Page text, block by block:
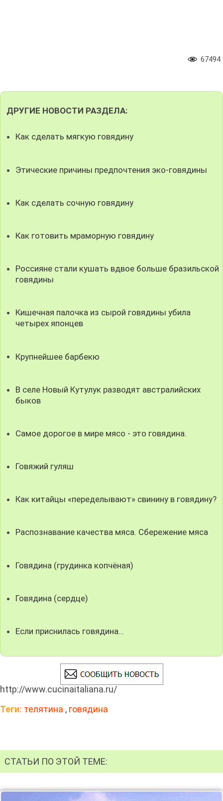
67494
ДРУГИЕ НОВОСТИ РАЗДЕЛА:
Как сделать мягкую говядину
Этические причины предпочтения эко-говядины
Как сделать сочную говядину
Как готовить мраморную говядину
Россияне стали кушать вдвое больше бразильской
говядины
Кишечная палочка из сырой говядины убила
четырех японцев
Крупнейшее барбекю
В селе Новый Кутулук разводят австралийских
быков
Самое дорогое в мире мясо - это говядина.
Говяжий гуляш
Как китайцы «переделывают» свинину в говядину?
Распознавание качества мяса. Сбережение мяса
Говядина (грудинка копчёная)
Говядина (сердце)
Если приснилась говядина…
http://www.cucinaitaliana.ru/
Теги: телятина , говядина
СТАТЬИ ПО ЭТОЙ ТЕМЕ: